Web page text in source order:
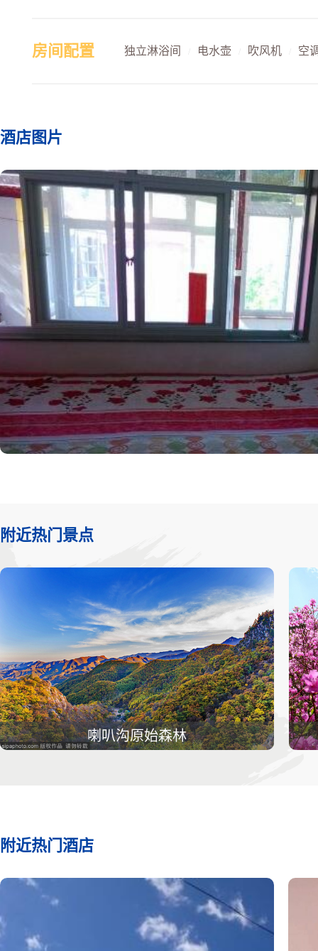
房间配置 独立淋浴间 电水壶 吹风机 空
酒店图片
附近热门景点
喇叭沟原始森林
附近热门酒店